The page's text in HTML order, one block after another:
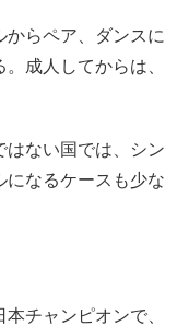
からペア、ダンスに
成人してからは、
はない国では、シン
になるケースも少な
チャンピオンで、